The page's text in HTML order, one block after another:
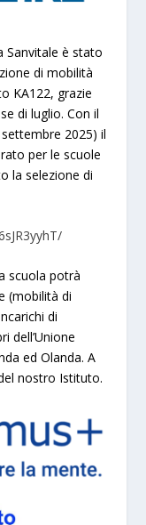
Sanvitale è stato
di mobilità
KA122, grazie
di luglio. Con il
2025) il
per le scuole
la selezione di
scuola potrà
(mobilità di
di
dell’Unione
ed Olanda. A
nostro Istituto.